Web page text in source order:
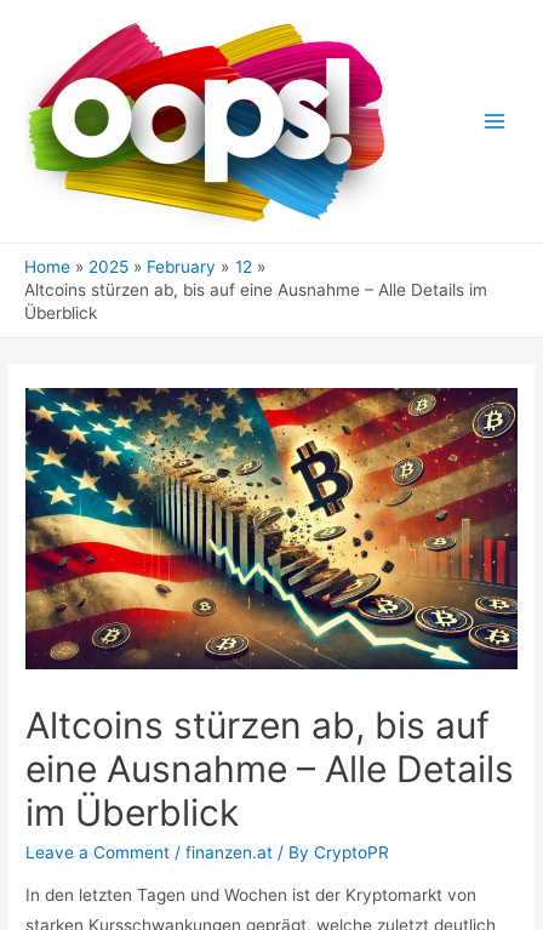
Home 2025 February
12
Altcoins stürzen ab, bis auf eine Ausnahme – Alle Details im
Überblick
Altcoins stürzen ab, bis auf
eine Ausnahme – Alle Details
im Überblick
Leave a Comment /finanzen.at / ByCryptoPR
In den letzten Tagen und Wochen ist der Kryptomarkt von
starken Kursschwankungen geprägt, welche zuletzt deutlich